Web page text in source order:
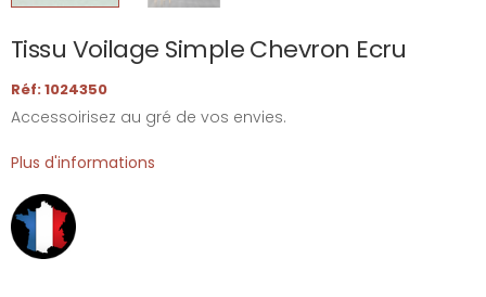
Tissu Voilage Simple Chevron Ecru
Réf: 1024350
Accessoirisez au gré de vos envies.
Plus d'informations